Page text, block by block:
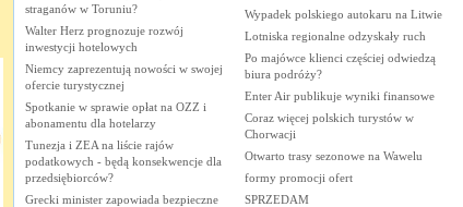
straganów w Toruniu?
Walter Herz prognozuje rozwój
inwestycji hotelowych
Niemcy zaprezentują nowości w swojej
ofercie turystycznej
Spotkanie w sprawie opłat na OZZ i
abonamentu dla hotelarzy
Tunezja i ZEA na liście rajów
podatkowych - będą konsekwencje dla
przedsiębiorców?
Grecki minister zapowiada bezpieczne
Wypadek polskiego autokaru na Litwie
Lotniska regionalne odzyskały ruch
Po majówce klienci częściej odwiedzą
biura podróży?
Enter Air publikuje wyniki finansowe
Coraz więcej polskich turystów w
Chorwacji
Otwarto trasy sezonowe na Wawelu
formy promocji ofert
SPRZEDAM